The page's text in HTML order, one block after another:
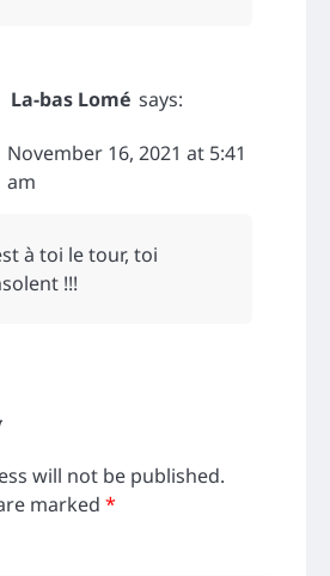
La-bas Lomé says:
November 16, 2021 at 5:41
am
à toi le tour, toi
!!!
will not be published.
marked *